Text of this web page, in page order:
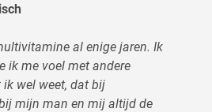
al enige jaren. Ik
ik me voel met andere
wel weet, dat bij
mijn man en mij altijd de